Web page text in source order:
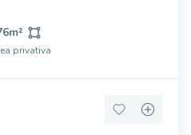
bem distribuídos, com hall de
m²
privativa